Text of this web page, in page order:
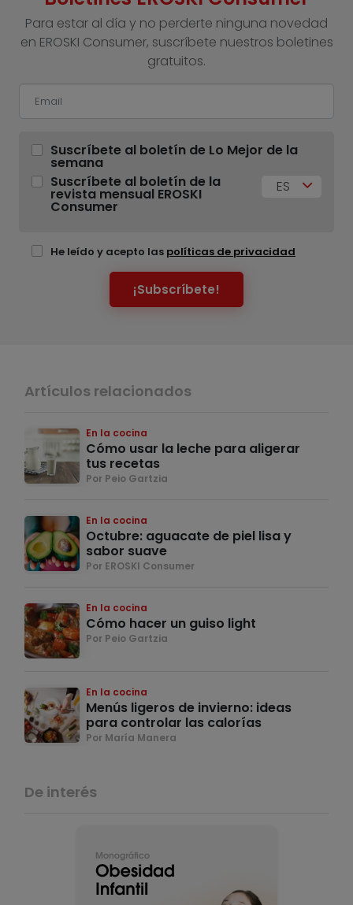
Para estar al día y no perderte ninguna novedad
en EROSKI Consumer, suscríbete nuestros boletines
gratuitos.
Suscríbete al boletín de Lo Mejor de la
semana
Suscríbete al boletín de la
revista mensual EROSKI
Consumer
ES
He leído y acepto las políticas de privacidad
¡Subscríbete!
Artículos relacionados
En la cocina
Cómo usar la leche para aligerar
tus recetas
Por Peio Gartzia
En la cocina
Octubre: aguacate de piel lisa y
sabor suave
Por EROSKI Consumer
En la cocina
Cómo hacer un guiso light
Por Peio Gartzia
En la cocina
Menús ligeros de invierno: ideas
para controlar las calorías
Por María Manera
De interés